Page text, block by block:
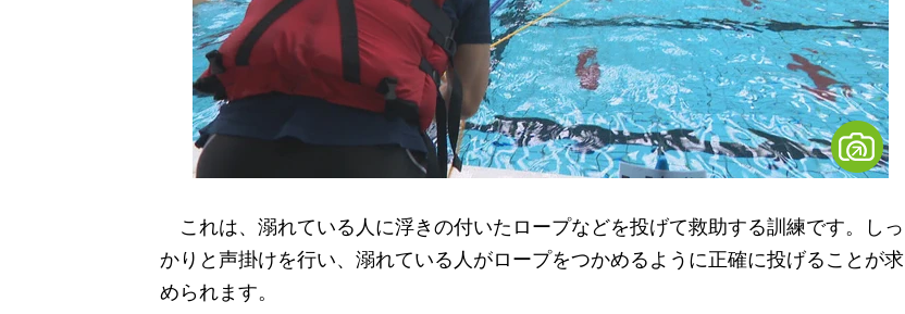
これは、溺れている人に浮きの付いたロープなどを投げて救助する訓練です。しっ
かりと声掛けを行い、溺れている人がロープをつかめるように正確に投げることが求
められます。